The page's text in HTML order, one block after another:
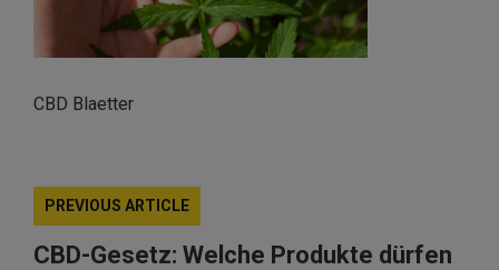
CBD Blaetter
PREVIOUS ARTICLE
CBD-Gesetz: Welche Produkte dürfen